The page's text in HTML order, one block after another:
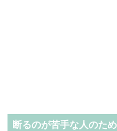
断るのが苦手な人のた